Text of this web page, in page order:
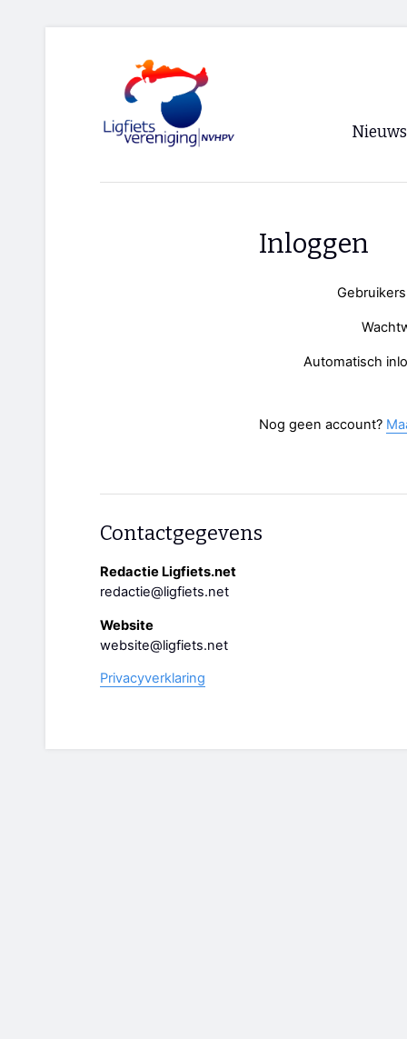
Nieuws
Inloggen
Automatisch
Nog geen account?
Contactgegevens
Redactie Ligfiets.net
redactie@ligfiets.net
Website
website@ligfiets.net
Privacyverklaring